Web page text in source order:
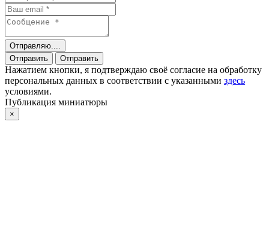
Отправляю....
Отправить
Отправить
Нажатием кнопки, я подтверждаю своё согласие на обработку
персональных данных в соответствии с указанными здесь
условиями.
Публикация миниатюры
×